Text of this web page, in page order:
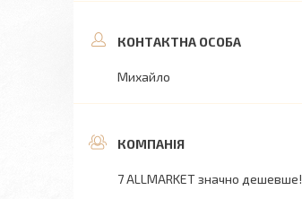
Михайло
7 ALLMARKET значно дешевше!